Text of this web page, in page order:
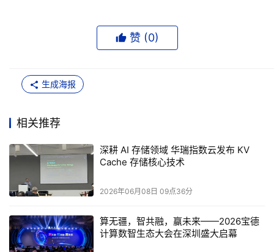
仅依靠GPU HBM存储受限于物理容量，面对高并发长
扩展至系统DRAM虽提升了容量，但是提升的容量仍然
基于分布式文件系统的外置存储方案则存在结构性IO模
式不匹配，对KV Cache的小型随机IO处理效率低下等问
题，导致被迫采用很大的chunk进行大块读写，降低了缓存
命中率，同时导致了比较大的时延开销
完全按照AI推理的实际运行逻辑和IO特征设计，成为一款真
正适配Agent AI时代的AI原生分布式KV Cache存储产品。
赞 (0)
生成海报
相关推荐
深耕 AI 存储领域 华瑞指数云发布 KV
Cache 存储核心技术
2026年06月08日 09点36分
算无疆，智共融，赢未来——2026宝德
计算数智生态大会在深圳盛大启幕